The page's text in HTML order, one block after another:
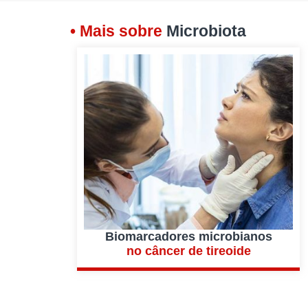
• Mais sobre Microbiota
Biomarcadores microbianos
no câncer de tireoide